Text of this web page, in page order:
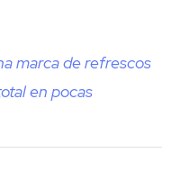
marca de refrescos
en pocas